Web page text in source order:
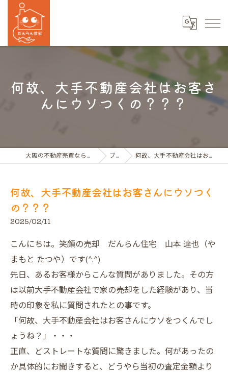
何故、大手不動産会社はお客さ
んにウソつくの？？？
大阪の不動産売買ならだんらん住宅株式会社 ブログ 何故、大手不動産会社はお客さんにウソつくの？？？
何故、大手不動産会社はお客さんにウソつく
の？？？
2025/02/11
こんにちは。笑顔の売却 だんらん住宅 山本 達也（や
まもと たつや）です(^.^)
先日、あるお客様からこんな質問がありました。その方
は以前大手不動産会社で家の売却をした経験があり、当
時の印象を私に質問されたとの事です。
「何故、大手不動産会社はお客さんにウソをつくんでし
ょうね？」・・・
正直、どストレートな質問に驚きました。何があったの
か具体的にお聞きすると、どうやら当初の査定金額より